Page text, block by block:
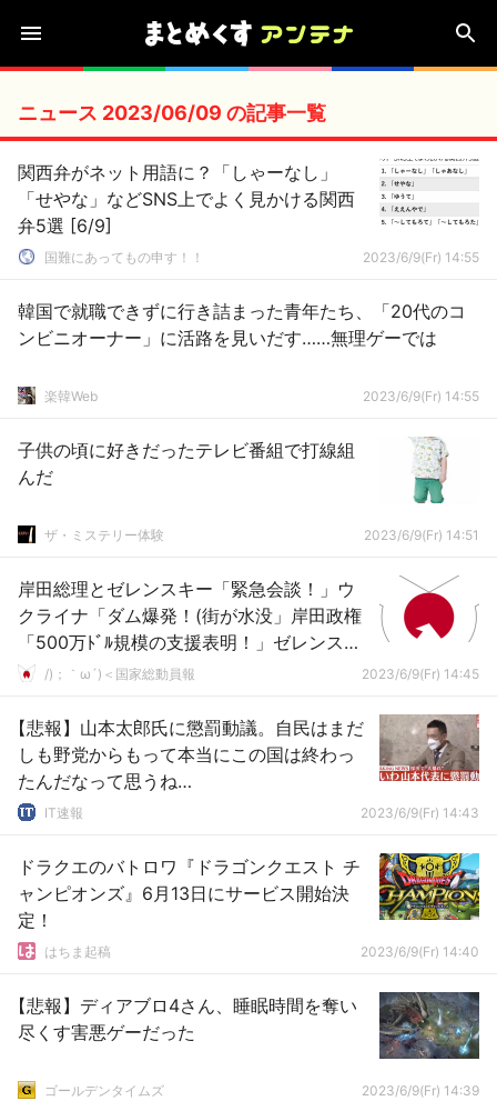
ニュース 2023/06/09 の記事一覧
関西弁がネット用語に？「しゃーなし」
「せやな」などSNS上でよく見かける関西
弁5選 [6/9]
国難にあってもの申す！！ 2023/6/9(Fr) 14:55
韓国で就職できずに行き詰まった青年たち、「20代のコ
ンビニオーナー」に活路を見いだす……無理ゲーでは
楽韓Web 2023/6/9(Fr) 14:55
子供の頃に好きだったテレビ番組で打線組
んだ
ザ・ミステリー体験 2023/6/9(Fr) 14:51
岸田総理とゼレンスキー「緊急会談！」ウ
クライナ「ダム爆発！(街が水没」岸田政権
「500万ﾄﾞﾙ規模の支援表明！」ゼレンスキ
ー「感謝と謝意」謎の勢力「外交の岸
/)；｀ω´)＜国家総動員報 2023/6/9(Fr) 14:45
【悲報】山本太郎氏に懲罰動議。自民はまだ
しも野党からもって本当にこの国は終わっ
たんだなって思うね…
IT速報 2023/6/9(Fr) 14:43
ドラクエのバトロワ『ドラゴンクエスト チ
ャンピオンズ』6月13日にサービス開始決
定！
はちま起稿 2023/6/9(Fr) 14:40
【悲報】ディアブロ4さん、睡眠時間を奪い
尽くす害悪ゲーだった
ゴールデンタイムズ 2023/6/9(Fr) 14:39